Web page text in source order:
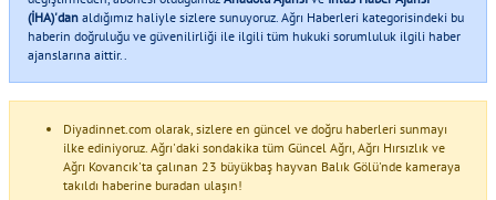
(İHA)'dan aldığımız haliyle sizlere sunuyoruz. Ağrı Haberleri kategorisindeki bu
haberin doğruluğu ve güvenilirliği ile ilgili tüm hukuki sorumluluk ilgili haber
ajanslarına aittir..
Diyadinnet.com olarak, sizlere en güncel ve doğru haberleri sunmayı
ilke ediniyoruz. Ağrı'daki sondakika tüm Güncel Ağrı, Ağrı Hırsızlık ve
Ağrı Kovancık'ta çalınan 23 büyükbaş hayvan Balık Gölü'nde kameraya
takıldı haberine buradan ulaşın!